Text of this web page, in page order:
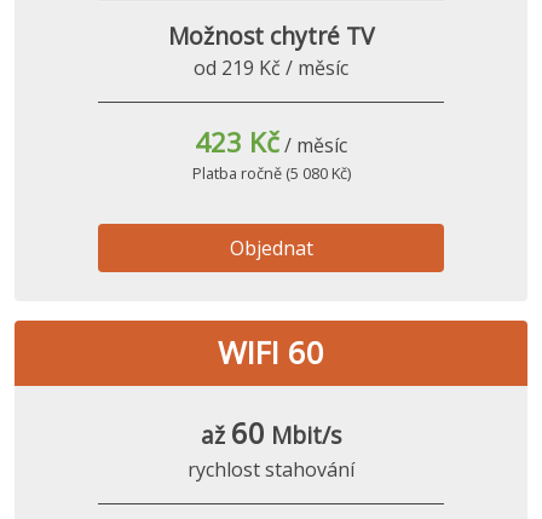
Možnost chytré TV
od 219 Kč / měsíc
423 Kč/ měsíc
Platba ročně (5 080 Kč)
Objednat
WIFI 60
až 60 Mbit/s
rychlost stahování